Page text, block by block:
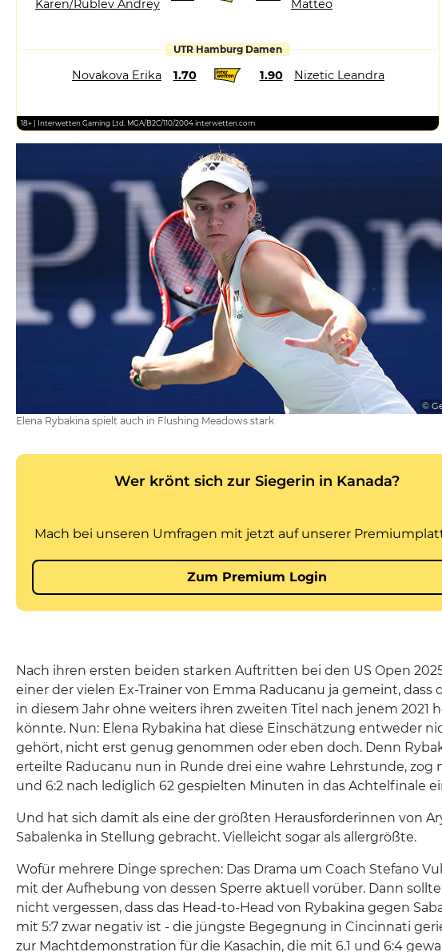
Karen/Rublev Andrey
Matteo
UTR Hamburg Damen
Novakova Erika 1.70 1.90 Nizetic Leandra
18+ | Interwetten Gaming Ltd. MGA/B2C/110/2004 interwetten.com
©
Elena Rybakina spielt auch in Flushing Meadows stark
Nach ihren ersten beiden starken Auftritten bei den US Open
einer der vielen Ex-Trainer von Emma Raducanu ja gemeint, dass
in diesem Jahr ohne weiters ihren zweiten Titel nach jenem 2021
könnte. Nun: Elena Rybakina hat diese Einschätzung entweder
gehört, nicht erst genug genommen oder eben doch. Denn
erteilte Raducanu nun in Runde drei eine wahre Lehrstunde, zog
und 6:2 nach lediglich 62 gespielten Minuten in das Achtelfinale
Und hat sich damit als eine der größten Herausforderinnen von
Sabalenka in Stellung gebracht. Vielleicht sogar als allergrößte.
Wofür mehrere Dinge sprechen: Das Drama um Coach Stefano
mit der Aufhebung von dessen Sperre aktuell vorüber. Dann
nicht vergessen, dass das Head-to-Head von Rybakina gegen
mit 5:7 zwar negativ ist - die jüngste Begegnung in Cincinnati
zur Machtdemonstration für die Kasachin, die mit 6.1 und 6:4